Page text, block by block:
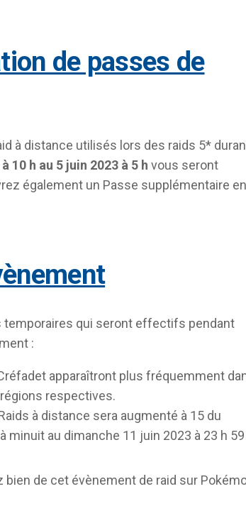
à distance utilisés lors des raids 5*
10 h au 5 juin 2023 à 5 h vous seront
également un Passe supplémentaire en
temporaires qui seront effectifs pendant
:
apparaîtront plus fréquemment
respectives.
à distance sera augmenté à 15 du
minuit au dimanche 11 juin 2023 à 23 h 59
bien de cet évènement de raid sur